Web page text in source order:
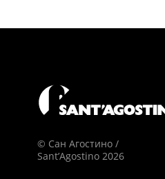
© Сан Агостино /
Sant’Agostino 2026